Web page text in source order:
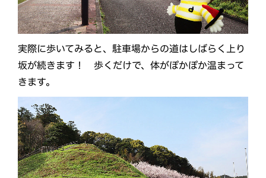
実際に歩いてみると、駐車場からの道はしばらく上り
坂が続きます！ 歩くだけで、体がぽかぽか温まって
きます。